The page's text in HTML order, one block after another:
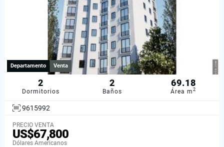
Departamento Venta
2
Dormitorios
2
Baños
69.18
Área m2
9615992
PRECIO VENTA
US$67,800
Dólares Americanos